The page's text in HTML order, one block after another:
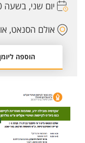
יום שני, בשעה 09:00-15:00
אולם הסנאט,
הוספה